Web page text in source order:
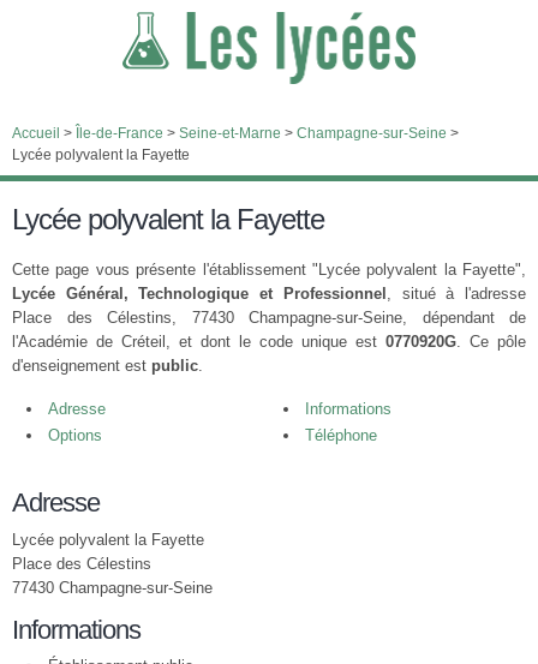
Accueil > Île-de-France > Seine-et-Marne > Champagne-sur-Seine >
Lycée polyvalent la Fayette
Lycée polyvalent la Fayette
Cette page vous présente l'établissement "Lycée polyvalent la Fayette",
Lycée Général, Technologique et Professionnel , situé à l'adresse
Place des Célestins, 77430 Champagne-sur-Seine, dépendant de
l'Académie de Créteil, et dont le code unique est 0770920G. Ce pôle
d'enseignement est public.
Adresse
Informations
Options
Téléphone
Adresse
Lycée polyvalent la Fayette
Place des Célestins
77430 Champagne-sur-Seine
Informations